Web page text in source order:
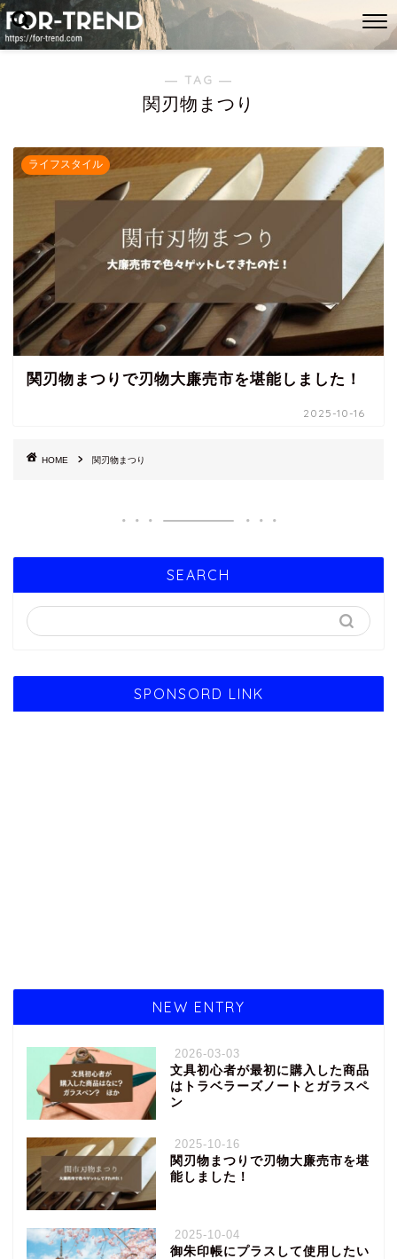
― TAG ―
関刃物まつり
ライフスタイル
関刃物まつりで刃物大廉売市を堪能しました！
2025-10-16
HOME 関刃物まつり
SEARCH
SPONSORD LINK
NEW ENTRY
2026-03-03
文具初心者が最初に購入した商品
はトラベラーズノートとガラスペ
ン
2025-10-16
関刃物まつりで刃物大廉売市を堪
能しました！
2025-10-04
御朱印帳にプラスして使用したい